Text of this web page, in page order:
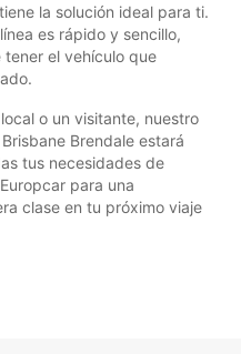
la solución ideal para ti.
es rápido y sencillo,
el vehículo que
o un visitante, nuestro
Brendale estará
tus necesidades de
para una
clase en tu próximo viaje